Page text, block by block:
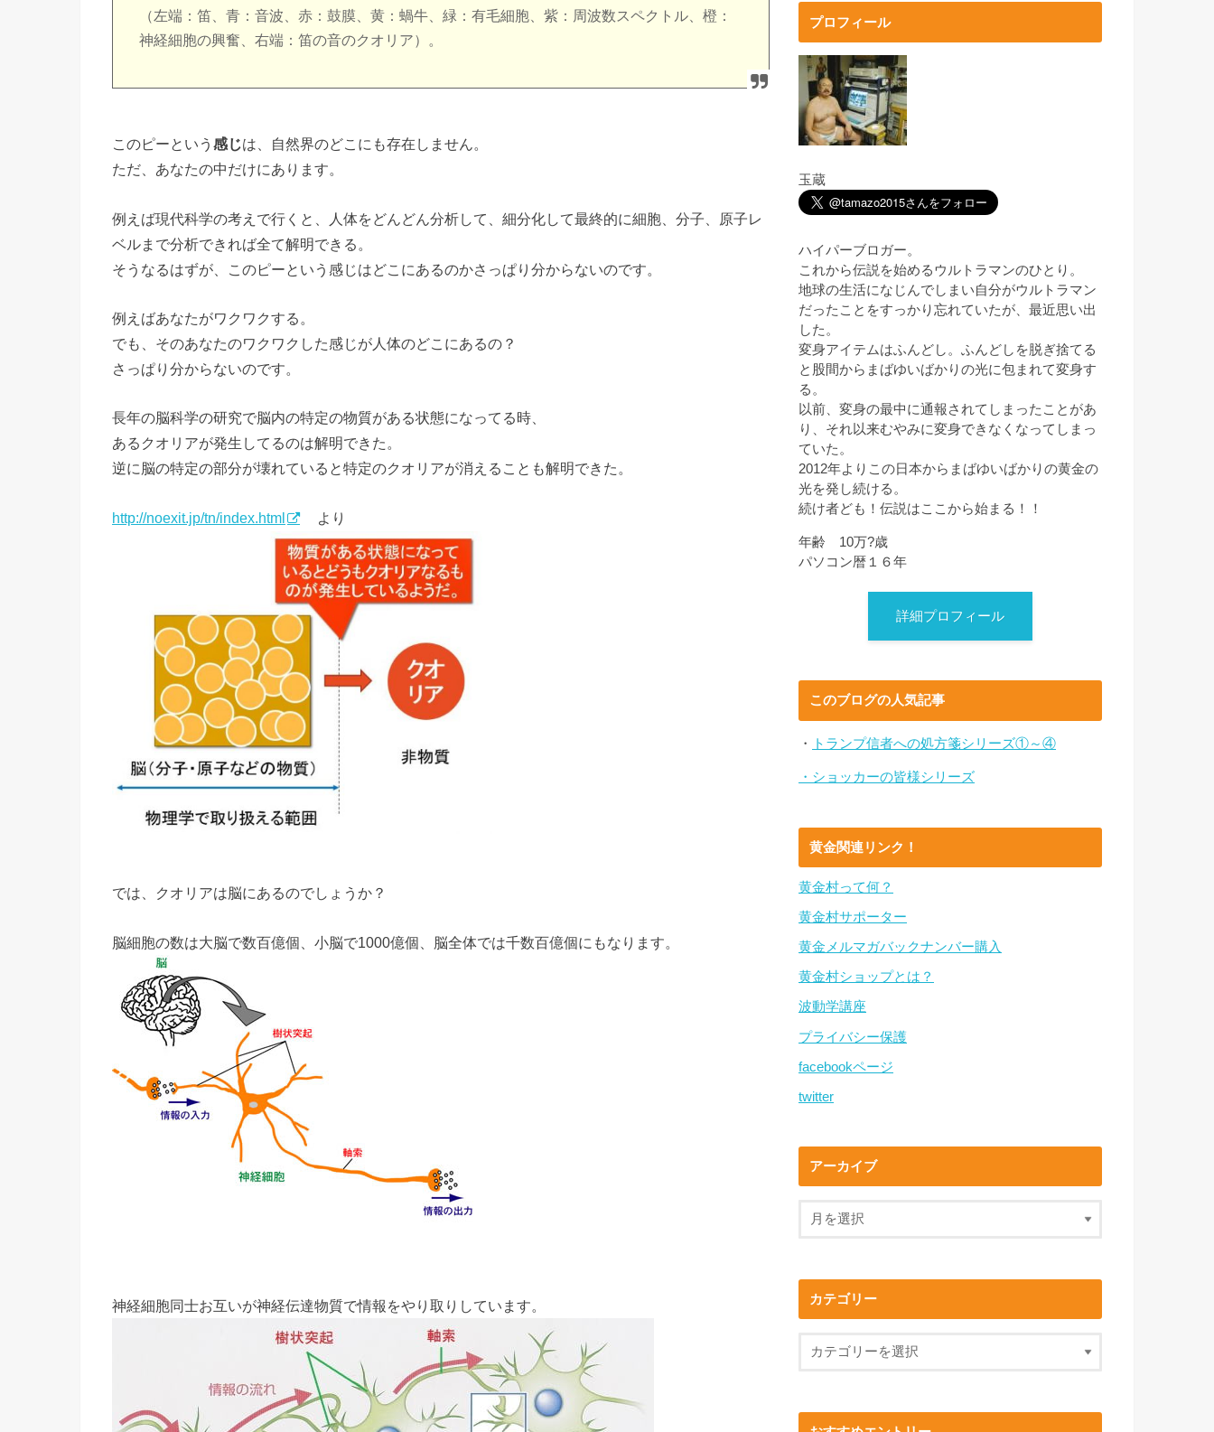
（左端：笛、青：音波、赤：鼓膜、黄：蝸牛、緑：有毛細胞、紫：周波数スペクトル、橙：
神経細胞の興奮、右端：笛の音のクオリア）。
このピーという 感じは、自然界のどこにも存在しません。
ただ、あなたの中だけにあります。
例えば現代科学の考えで行くと、人体をどんどん分析して、細分化して最終的に細胞、分子、原子レ
ベルまで分析できれば全て解明できる。
そうなるはずが、このピーという感じはどこにあるのかさっぱり分からないのです。
例えばあなたがワクワクする。
でも、そのあなたのワクワクした感じが人体のどこにあるの？
さっぱり分からないのです。
長年の脳科学の研究で脳内の特定の物質がある状態になってる時、
あるクオリアが発生してるのは解明できた。
逆に脳の特定の部分が壊れていると特定のクオリアが消えることも解明できた。
http://noexit.jp/tn/index.html より
では、クオリアは脳にあるのでしょうか？
脳細胞の数は大脳で数百億個、小脳で1000億個、脳全体では千数百億個にもなります。
神経細胞同士お互いが神経伝達物質で情報をやり取りしています。
プロフィール
玉蔵
ハイパーブロガー。
これから伝説を始めるウルトラマンのひとり。
地球の生活になじんでしまい自分がウルトラマン
だったことをすっかり忘れていたが、最近思い出
した。
変身アイテムはふんどし。ふんどしを脱ぎ捨てる
と股間からまばゆいばかりの光に包まれて変身す
る。
以前、変身の最中に通報されてしまったことがあ
り、それ以来むやみに変身できなくなってしまっ
ていた。
2012年よりこの日本からまばゆいばかりの黄金の
光を発し続ける。
続け者ども！伝説はここから始まる！！
年齢 10万?歳
パソコン暦１６年
詳細プロフィール
このブログの人気記事
・ トランプ信者への処方箋シリーズ①～④
・ショッカーの皆様シリーズ
黄金関連リンク！
黄金村って何？
黄金村サポーター
黄金メルマガバックナンバー購入
黄金村ショップとは？
波動学講座
プライバシー保護
facebookページ
twitter
アーカイブ
カテゴリー